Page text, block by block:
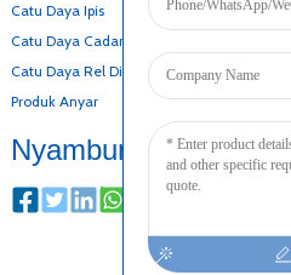
Catu Daya Ipis
Catu Daya Cadangan Batré
Catu Daya Rel Din
Produk Anyar
Nyambung